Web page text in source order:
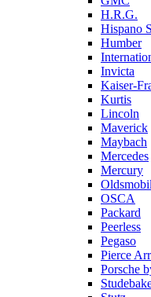
H.R.G.
Hispano
Humber
Invicta
Kaiser-
Kurtis
Lincoln
Maverick
Maybach
Mercedes
Mercury
OSCA
Packard
Peerless
Pegaso
Pierce
Porsche